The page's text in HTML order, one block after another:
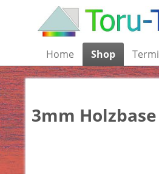
Home Shop
3mm Holzbase